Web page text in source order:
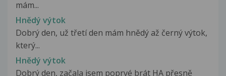
mám...
Hnědý výtok
Dobrý den, už třetí den mám hnědý až černý výtok,
který...
Hnědý výtok
Dobrý den, začala jsem poprvé brát HA přesně